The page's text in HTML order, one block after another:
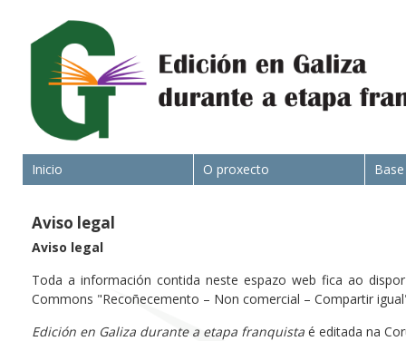
Inicio O proxecto
Aviso legal
Aviso legal
Toda a información contida neste espazo web fica ao
Commons "Recoñecemento – Non comercial – Compartir
Edición en Galiza durante a etapa franquista é editada na